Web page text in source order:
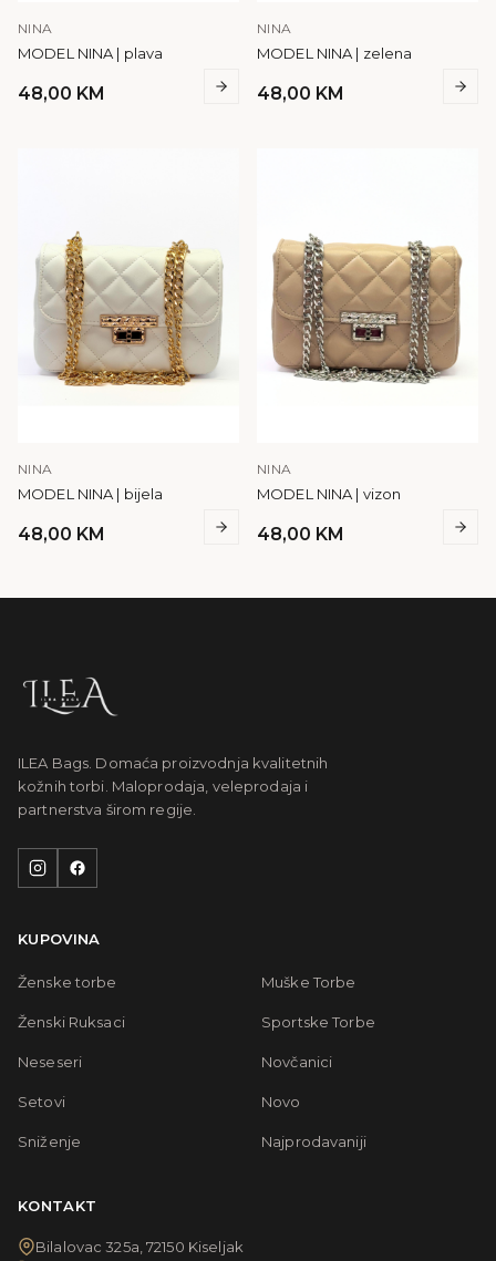
NINA
MODEL NINA | plava
48,00 KM
NINA
MODEL NINA | zelena
48,00 KM
NINA
MODEL NINA | bijela
48,00 KM
NINA
MODEL NINA | vizon
48,00 KM
ILEA Bags. Domaća proizvodnja kvalitetnih
kožnih torbi. Maloprodaja, veleprodaja i
partnerstva širom regije.
KUPOVINA
Ženske torbe Muške Torbe
Ženski Ruksaci Sportske Torbe
Neseseri Novčanici
Setovi Novo
Sniženje Najprodavaniji
KONTAKT
Bilalovac 325a, 72150 Kiseljak